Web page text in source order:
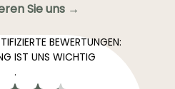
Sie uns →
BEWERTUNGEN:
IST UNS WICHTIG
.